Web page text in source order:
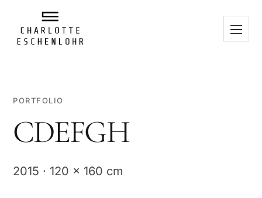
PORTFOLIO
CDEFGH
2015 · 120 x 160 cm